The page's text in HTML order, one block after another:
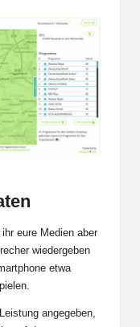
eure Medien aber
wiedergeben
etwa
angegeben,